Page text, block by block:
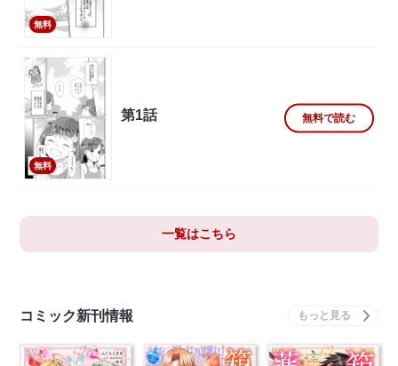
無料
無料
第1話 無料で読む
一覧はこちら
コミック新刊情報